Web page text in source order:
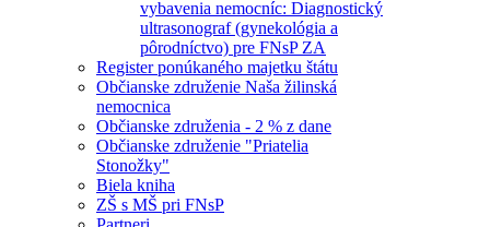
vybavenia nemocníc: Diagnostický
ultrasonograf (gynekológia a
pôrodníctvo) pre FNsP ZA
Register ponúkaného majetku štátu
Občianske združenie Naša žilinská
nemocnica
Občianske združenia - 2 % z dane
Občianske združenie "Priatelia
Stonožky"
Biela kniha
ZŠ s MŠ pri FNsP